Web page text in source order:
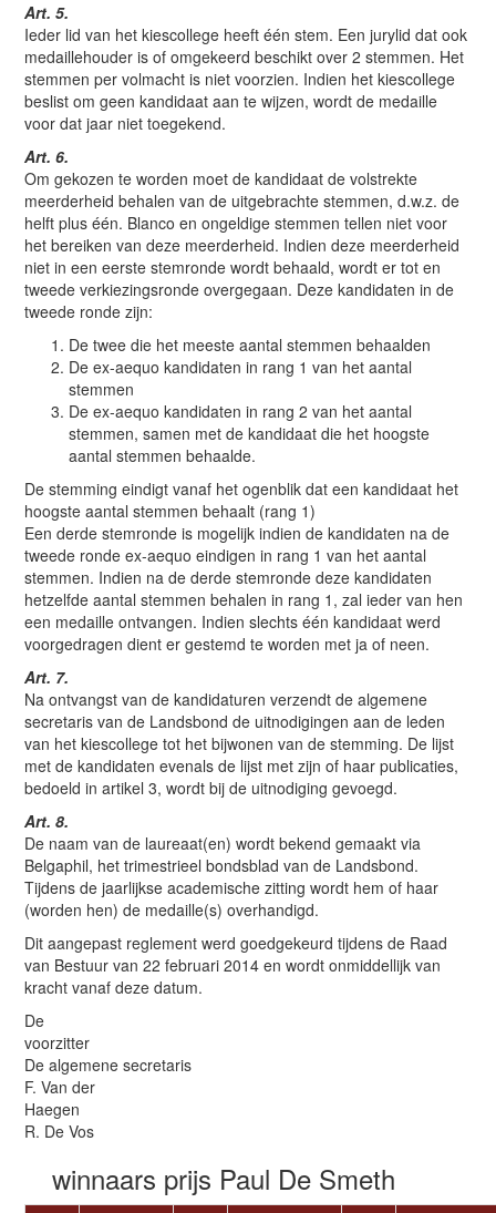
Art. 5.
Ieder lid van het kiescollege heeft één stem. Een jurylid dat ook
medaillehouder is of omgekeerd beschikt over 2 stemmen. Het
stemmen per volmacht is niet voorzien. Indien het kiescollege
beslist om geen kandidaat aan te wijzen, wordt de medaille
voor dat jaar niet toegekend.
Art. 6.
Om gekozen te worden moet de kandidaat de volstrekte
meerderheid behalen van de uitgebrachte stemmen, d.w.z. de
helft plus één. Blanco en ongeldige stemmen tellen niet voor
het bereiken van deze meerderheid. Indien deze meerderheid
niet in een eerste stemronde wordt behaald, wordt er tot en
tweede verkiezingsronde overgegaan. Deze kandidaten in de
tweede ronde zijn:
De twee die het meeste aantal stemmen behaalden
De ex-aequo kandidaten in rang 1 van het aantal
stemmen
De ex-aequo kandidaten in rang 2 van het aantal
stemmen, samen met de kandidaat die het hoogste
aantal stemmen behaalde.
De stemming eindigt vanaf het ogenblik dat een kandidaat het
hoogste aantal stemmen behaalt (rang 1)
Een derde stemronde is mogelijk indien de kandidaten na de
tweede ronde ex-aequo eindigen in rang 1 van het aantal
stemmen. Indien na de derde stemronde deze kandidaten
hetzelfde aantal stemmen behalen in rang 1, zal ieder van hen
een medaille ontvangen. Indien slechts één kandidaat werd
voorgedragen dient er gestemd te worden met ja of neen.
Art. 7.
Na ontvangst van de kandidaturen verzendt de algemene
secretaris van de Landsbond de uitnodigingen aan de leden
van het kiescollege tot het bijwonen van de stemming. De lijst
met de kandidaten evenals de lijst met zijn of haar publicaties,
bedoeld in artikel 3, wordt bij de uitnodiging gevoegd.
Art. 8.
De naam van de laureaat(en) wordt bekend gemaakt via
Belgaphil, het trimestrieel bondsblad van de Landsbond.
Tijdens de jaarlijkse academische zitting wordt hem of haar
(worden hen) de medaille(s) overhandigd.
Dit aangepast reglement werd goedgekeurd tijdens de Raad
van Bestuur van 22 februari 2014 en wordt onmiddellijk van
kracht vanaf deze datum.
De
De algemene secretaris
F. Van der
Haegen
R. De Vos
winnaars prijs Paul De Smeth